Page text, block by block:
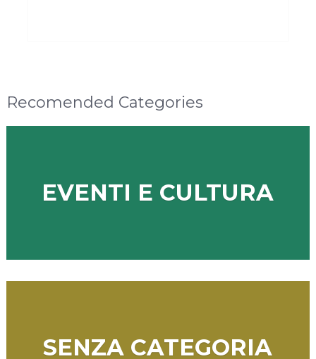
Recomended Categories
EVENTI E CULTURA
SENZA CATEGORIA